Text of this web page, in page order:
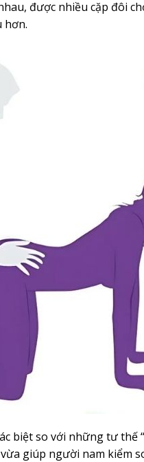
được nhiều cặp đôi
hơn.
biệt so với những tư thế
giúp người nam kiểm